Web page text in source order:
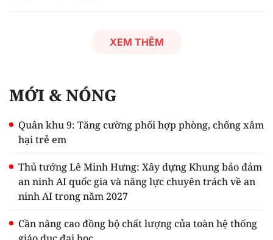
XEM THÊM
MỚI & NÓNG
Quân khu 9: Tăng cường phối hợp phòng, chống xâm
hại trẻ em
Thủ tướng Lê Minh Hưng: Xây dựng Khung bảo đảm
an ninh AI quốc gia và năng lực chuyên trách về an
ninh AI trong năm 2027
Cần nâng cao đồng bộ chất lượng của toàn hệ thống